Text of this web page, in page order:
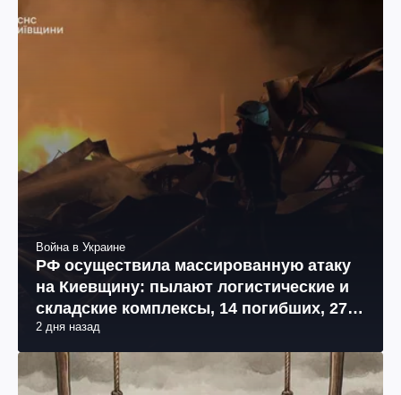
Война в Украине
РФ осуществила массированную атаку
на Киевщину: пылают логистические и
складские комплексы, 14 погибших, 27
раненых (фото, видео)
2 дня назад